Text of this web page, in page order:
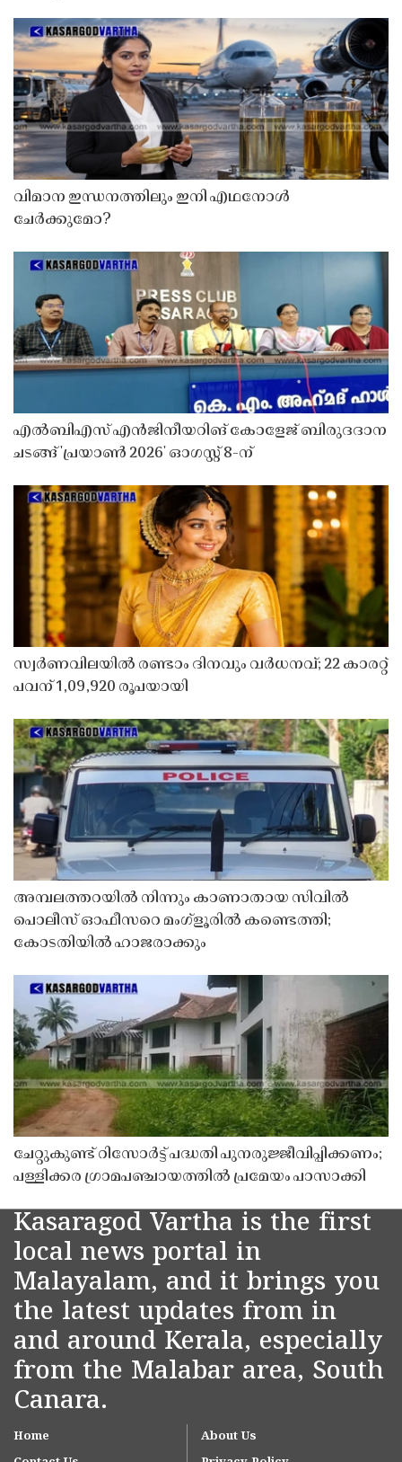
വിമാന ഇന്ധനത്തിലും ഇനി എഥനോൾ
ചേർക്കുമോ?
എൽബിഎസ് എൻജിനീയറിങ് കോളേജ് ബിരുദദാന
ചടങ്ങ് 'പ്രയാൺ 2026' ഓഗസ്റ്റ് 8-ന്
സ്വർണവിലയിൽ രണ്ടാം ദിനവും വർധനവ്; 22 കാരറ്റ്
പവന് 1,09,920 രൂപയായി
അമ്പലത്തറയിൽ നിന്നും കാണാതായ സിവിൽ
പൊലീസ് ഓഫീസറെ മംഗ്ളൂരിൽ കണ്ടെത്തി;
കോടതിയിൽ ഹാജരാക്കും
ചേറ്റുകുണ്ട് റിസോർട്ട് പദ്ധതി പുനരുജ്ജീവിപ്പിക്കണം;
പള്ളിക്കര ഗ്രാമപഞ്ചായത്തിൽ പ്രമേയം പാസാക്കി
Kasaragod Vartha is the first
local news portal in
Malayalam, and it brings you
the latest updates from in
and around Kerala, especially
from the Malabar area, South
Canara.
Home
About Us